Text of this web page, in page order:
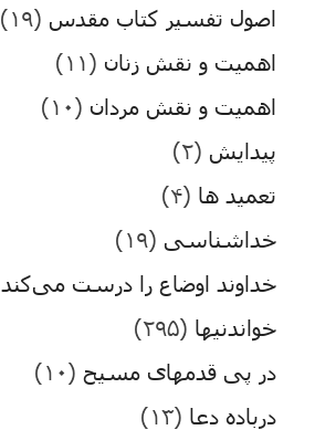
اصول تفسیر کتاب مقدس (۱۹)
اهمیت و نقش زنان (۱۱)
اهمیت و نقش مردان (۱۰)
پیدایش (۲)
تعمید ها (۴)
خداشناسی (۱۹)
خداوند اوضاع را درست می‌کند
خواندنیها (۲۹۵)
در پی قدمهای مسیح (۱۰)
درباده دعا (۱۳)